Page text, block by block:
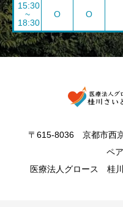
15:30
~
18:30
O O
〒615-8036 京都市西
ペ
医療法人グロース 桂